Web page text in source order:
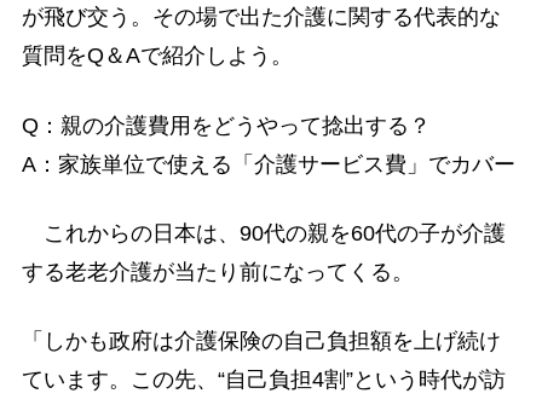
が飛び交う。その場で出た介護に関する代表的な
質問をQ＆Aで紹介しよう。
Q：親の介護費用をどうやって捻出する？
A：家族単位で使える「介護サービス費」でカバー
これからの日本は、90代の親を60代の子が介護
する老老介護が当たり前になってくる。
「しかも政府は介護保険の自己負担額を上げ続け
ています。この先、“自己負担4割”という時代が訪